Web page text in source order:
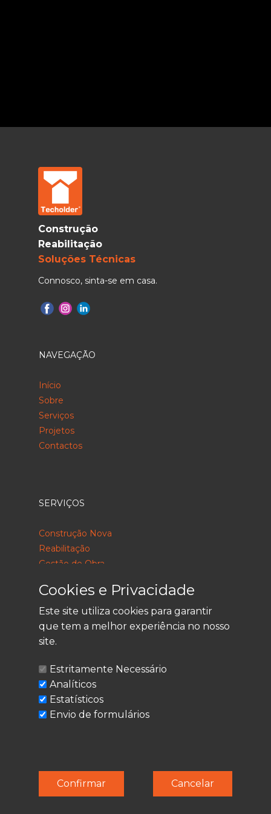
Construção
Reabilitação
Soluções Técnicas
Connosco, sinta-se em casa.
NAVEGAÇÃO
Início
Sobre
Serviços
Projetos
Contactos
SERVIÇOS
Construção Nova
Reabilitação
Gestão de Obra
LEGAL
Política de Privacidade
Termos de Utilização
Cookies
© Techolder. Todos os direitos reservados.
SmashLine
Cookies e Privacidade
Este site utiliza cookies para garantir
que tem a melhor experiência no nosso
site.
Estritamente Necessário
Analíticos
Estatísticos
Envio de formulários
Cancelar
Confirmar